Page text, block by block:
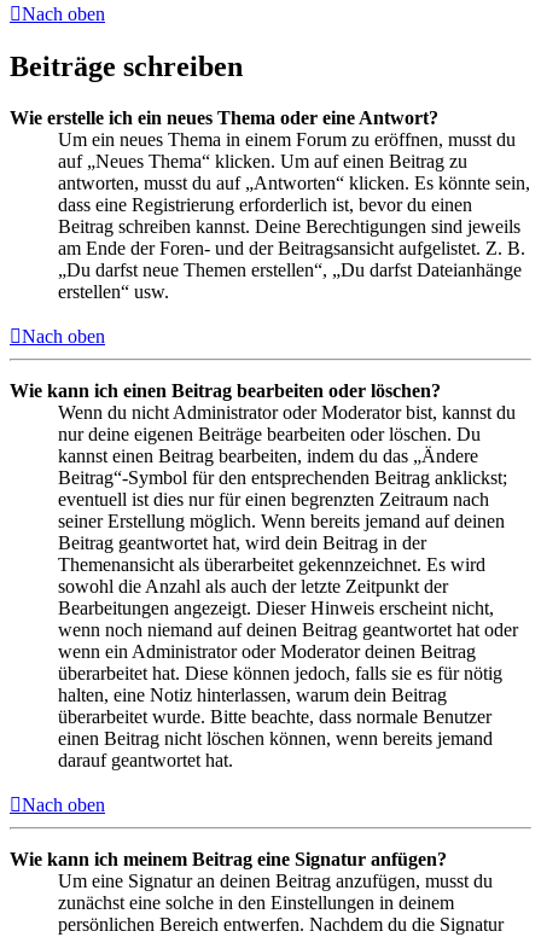
Nach oben
Beiträge schreiben
Wie erstelle ich ein neues Thema oder eine Antwort?
Um ein neues Thema in einem Forum zu eröffnen, musst du
auf „Neues Thema“ klicken. Um auf einen Beitrag zu
antworten, musst du auf „Antworten“ klicken. Es könnte sein,
dass eine Registrierung erforderlich ist, bevor du einen
Beitrag schreiben kannst. Deine Berechtigungen sind jeweils
am Ende der Foren- und der Beitragsansicht aufgelistet. Z. B.
„Du darfst neue Themen erstellen“, „Du darfst Dateianhänge
erstellen“ usw.
Nach oben
Wie kann ich einen Beitrag bearbeiten oder löschen?
Wenn du nicht Administrator oder Moderator bist, kannst du
nur deine eigenen Beiträge bearbeiten oder löschen. Du
kannst einen Beitrag bearbeiten, indem du das „Ändere
Beitrag“-Symbol für den entsprechenden Beitrag anklickst;
eventuell ist dies nur für einen begrenzten Zeitraum nach
seiner Erstellung möglich. Wenn bereits jemand auf deinen
Beitrag geantwortet hat, wird dein Beitrag in der
Themenansicht als überarbeitet gekennzeichnet. Es wird
sowohl die Anzahl als auch der letzte Zeitpunkt der
Bearbeitungen angezeigt. Dieser Hinweis erscheint nicht,
wenn noch niemand auf deinen Beitrag geantwortet hat oder
wenn ein Administrator oder Moderator deinen Beitrag
überarbeitet hat. Diese können jedoch, falls sie es für nötig
halten, eine Notiz hinterlassen, warum dein Beitrag
überarbeitet wurde. Bitte beachte, dass normale Benutzer
einen Beitrag nicht löschen können, wenn bereits jemand
darauf geantwortet hat.
Nach oben
Wie kann ich meinem Beitrag eine Signatur anfügen?
Um eine Signatur an deinen Beitrag anzufügen, musst du
zunächst eine solche in den Einstellungen in deinem
persönlichen Bereich entwerfen. Nachdem du die Signatur